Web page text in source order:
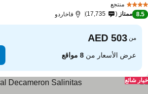
منتجع
8.5 ممتاز 17,735 فاخاردو
من
عرض الأسعار من8 مواقع
شائع